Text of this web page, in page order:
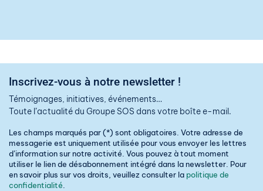
Inscrivez-vous à notre newsletter !
Témoignages, initiatives, événements…
Toute l’actualité du Groupe SOS dans votre boîte e-mail.
Les champs marqués par (*) sont obligatoires. Votre adresse de
messagerie est uniquement utilisée pour vous envoyer les lettres
d’information sur notre activité. Vous pouvez à tout moment
utiliser le lien de désabonnement intégré dans la newsletter. Pour
en savoir plus sur vos droits, veuillez consulter la politique de
confidentialité.